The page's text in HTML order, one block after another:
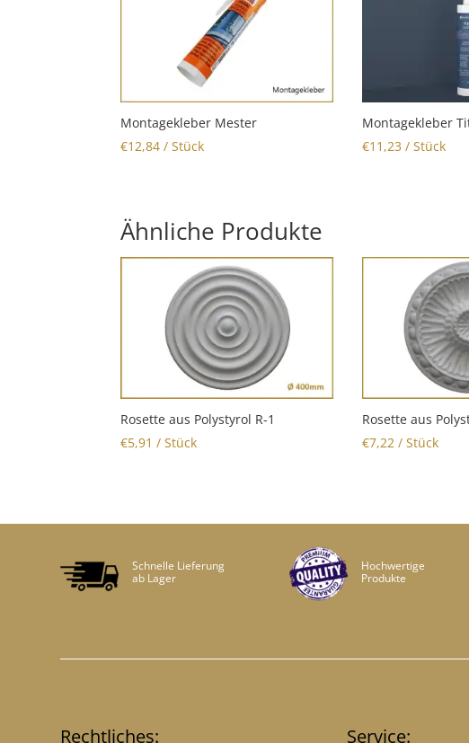
Montagekleber Mester
€12,84 / Stück
Montagekleber
€11,23 / Stück
Ähnliche Produkte
Rosette aus Polystyrol R-1
€5,91 / Stück
Rosette aus
€7,22 / Stück
Schnelle Lieferung
ab Lager
Hochwertige
Produkte
Rechtliches: Service: